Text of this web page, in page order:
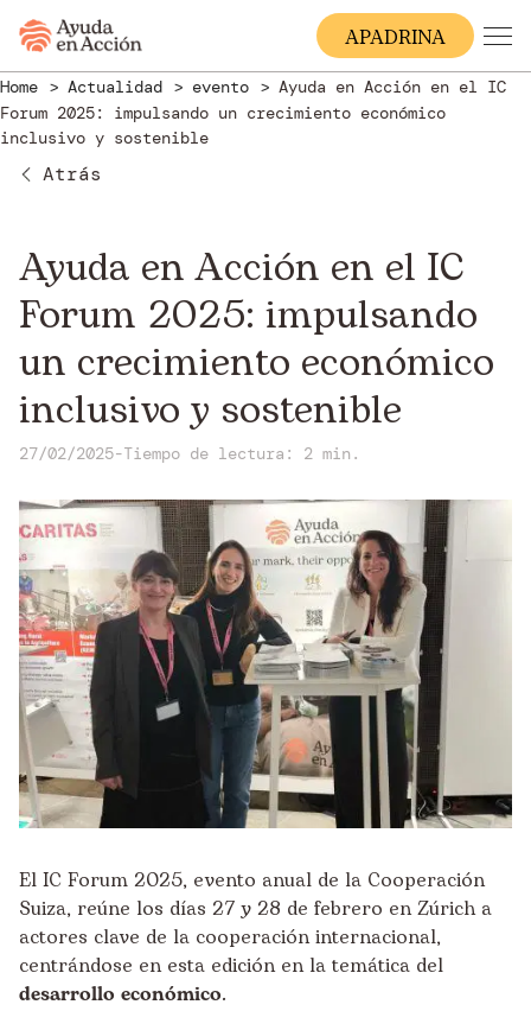
APADRINA
Home Actualidad evento
Ayuda en Acción en el IC
Forum 2025: impulsando un crecimiento económico
inclusivo y sostenible
Atrás
Ayuda en Acción en el IC
Forum 2025: impulsando
un crecimiento económico
inclusivo y sostenible
27/02/2025-Tiempo de lectura: 2 min.
El IC Forum 2025, evento anual de la Cooperación
Suiza, reúne los días 27 y 28 de febrero en Zúrich a
actores clave de la cooperación internacional,
centrándose en esta edición en la temática del
desarrollo económico.